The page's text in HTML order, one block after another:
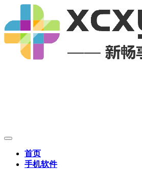
首页
手机软件